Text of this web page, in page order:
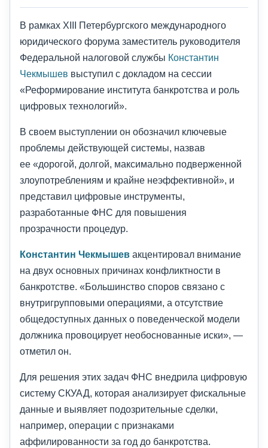
В рамках XIII Петербургского международного
юридического форума заместитель руководителя
Федеральной налоговой службы Константин
Чекмышев выступил с докладом на сессии
«Реформирование института банкротства и роль
цифровых технологий».
В своем выступлении он обозначил ключевые
проблемы действующей системы, назвав
ее «дорогой, долгой, максимально подверженной
злоупотреблениям и крайне неэффективной», и
представил цифровые инструменты,
разработанные ФНС для повышения
прозрачности процедур.
Константин Чекмышев акцентировал внимание
на двух основных причинах конфликтности в
банкротстве. «Большинство споров связано с
внутригрупповыми операциями, а отсутствие
общедоступных данных о поведенческой модели
должника провоцирует необоснованные иски», —
отметил он.
Для решения этих задач ФНС внедрила цифровую
систему СКУАД, которая анализирует фискальные
данные и выявляет подозрительные сделки,
например, операции с признаками
аффилированности за год до банкротства.